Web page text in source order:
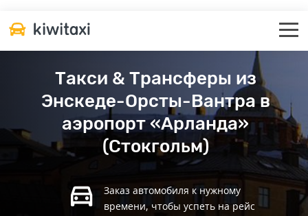
Такси & Трансферы из
Энскеде-Орсты-Вантра в
аэропорт «Арланда»
(Стокгольм)
Заказ автомобиля к нужному
времени, чтобы успеть на рейс